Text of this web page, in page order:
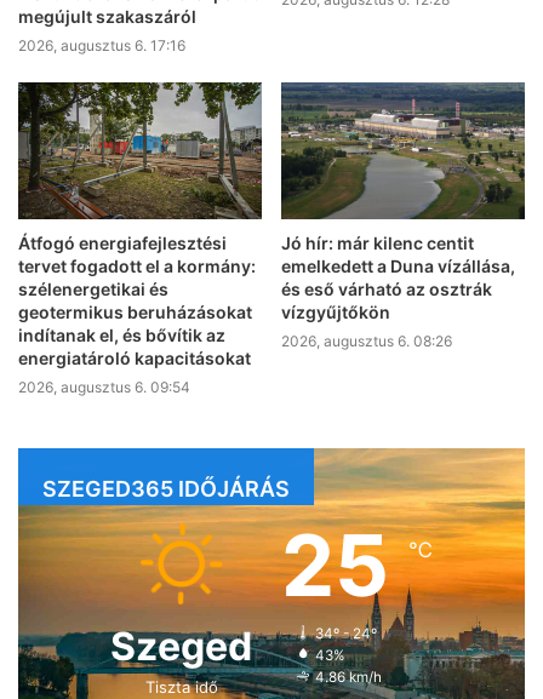
megújult szakaszáról
2026, augusztus 6. 17:16
Átfogó energiafejlesztési
tervet fogadott el a kormány:
szélenergetikai és
geotermikus beruházásokat
indítanak el, és bővítik az
energiatároló kapacitásokat
2026, augusztus 6. 09:54
Jó hír: már kilenc centit
emelkedett a Duna vízállása,
és eső várható az osztrák
vízgyűjtőkön
2026, augusztus 6. 08:26
SZEGED365 IDŐJÁRÁS
Szeged
Tiszta idő
25℃
34º - 24º
43%
4.86 km/h